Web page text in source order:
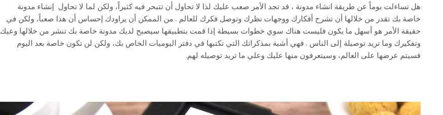
هل تساءلت يوماً عن طريقة انشاء مدونة ، قد تجد الأمر صعب عليك لذا لا تحاول أن تتبحر فيه كثيراً، ولكن لما لا تحاول إنشاء مدونة
خاصة بك تقدر من خلالها أن تشرح أفكارك ووجهات نظرك وتوصل فكرك للعالم . من الممكن أن يراودك إحساس أن هذا صعباً، ولكن في
حقيقة الأمر هو أسهل ما يكون فليست هناك سوي خطوات بسيطة إذا قمت بتطبيقها سيصبح لديك مدونة خاصة بك تنشر من خلالها وعيك
وتفكيرك وما تريد توصيلة إلى الناس . فهي أشبة بمذكراتك التي تكتبها في دفتر اليوميات الخاص بك، ولكن لن تكون خاصة بعد اليوم
فسيتم عرضها على العالم، وسيتعرفون منها عليك وعلي ما تريد توصيله لهم.